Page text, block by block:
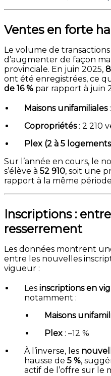
Ventes en forte
Le volume de
d’augmenter de façon
provinciale. En juin 2025,
ont été enregistrées, ce
de 16 % par rapport à juin
Maisons unifamiliales
Copropriétés: 2 210
Plex (2 à 5
Sur l’année en cours, le
s’élève à 52 910, soit une
rapport à la même
Inscriptions :
resserrement
Les données montrent
entre les nouvelles
vigueur :
Les inscriptions en
notamment :
Maisons
Plex : –12 %
À l’inverse, les
hausse de 5 %,
actif de l’offre sur le